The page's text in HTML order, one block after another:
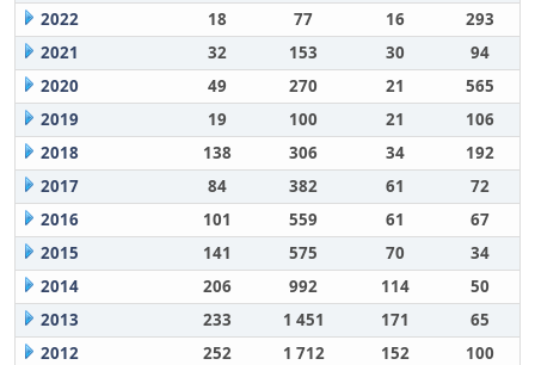
2022
18 77 16
293
2021
32 153 30
94
2020
49 270 21
565
2019
19 100 21
106
2018
138 306 34
192
2017
84 382 61
72
2016
101 559 61
67
2015
141 575 70
34
2014
206 992 114
50
2013
233 1 451 171
65
2012
252 1 712 152
100